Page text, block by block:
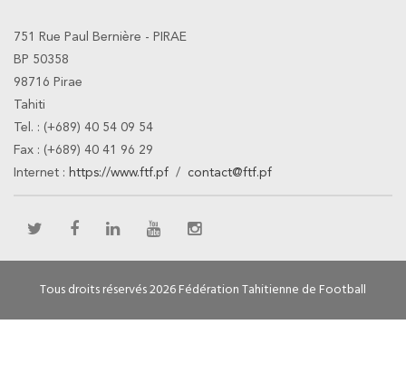
751 Rue Paul Bernière - PIRAE
BP 50358
98716 Pirae
Tahiti
Tel. : (+689) 40 54 09 54
Fax : (+689) 40 41 96 29
Internet : https://www.ftf.pf / contact@ftf.pf
Tous droits réservés 2026 Fédération Tahitienne de Football